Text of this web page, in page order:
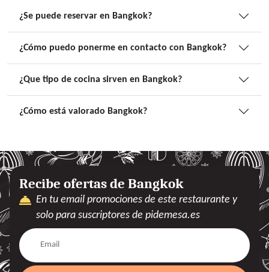
¿Se puede reservar en Bangkok?
¿Cómo puedo ponerme en contacto con Bangkok?
¿Que tipo de cocina sirven en Bangkok?
¿Cómo está valorado Bangkok?
Recibe ofertas de Bangkok
En tu email promociones de este restaurante y
solo para suscriptores de pidemesa.es